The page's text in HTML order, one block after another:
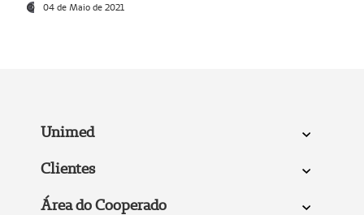
04 de Maio de 2021
Unimed
Clientes
Área do Cooperado